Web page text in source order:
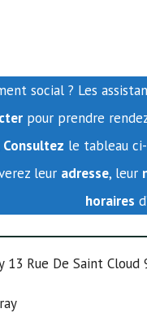
social ? Les
pour prendre
Consultez le tableau
leur adresse, leur
horaires
13 Rue De Saint Cloud